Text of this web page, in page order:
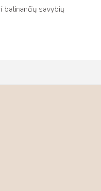
balinančių savybių